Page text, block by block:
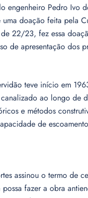
Pedro Ivo
doação feita pela
22/23, fez essa
de apresentação dos
teve início em
ao longo de
e métodos
de
assinou o termo de
fazer a obra